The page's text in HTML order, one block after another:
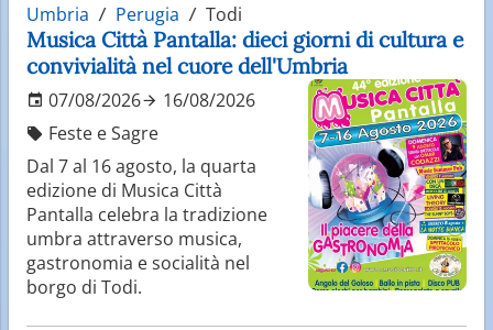
Umbria Perugia Todi
Musica Città Pantalla: dieci giorni di cultura e
convivialità nel cuore dell'Umbria
07/08/2026
16/08/2026
Feste e Sagre
Dal 7 al 16 agosto, la quarta
edizione di Musica Città
Pantalla celebra la tradizione
umbra attraverso musica,
gastronomia e socialità nel
borgo di Todi.